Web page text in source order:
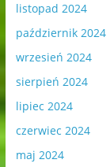
listopad 2024
październik 2024
wrzesień 2024
sierpień 2024
lipiec 2024
czerwiec 2024
maj 2024